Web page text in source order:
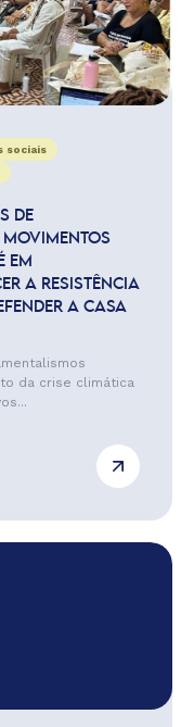
sociais
DE
EM
A RESISTÊNCIA
A CASA
da crise climática